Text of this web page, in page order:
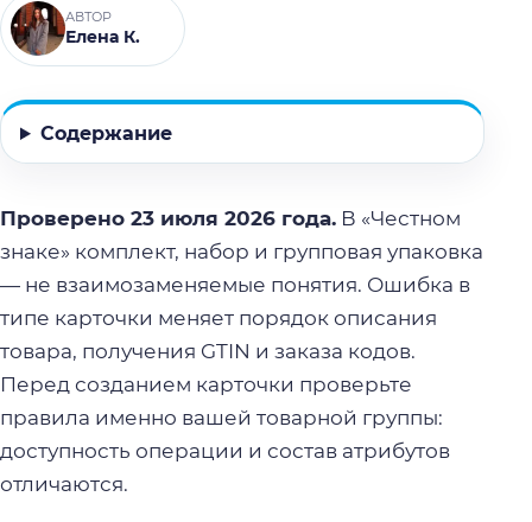
АВТОР
Елена К.
Содержание
Проверено 23 июля 2026 года. В «Честном
знаке» комплект, набор и групповая упаковка
— не взаимозаменяемые понятия. Ошибка в
типе карточки меняет порядок описания
товара, получения GTIN и заказа кодов.
Перед созданием карточки проверьте
правила именно вашей товарной группы:
доступность операции и состав атрибутов
отличаются.